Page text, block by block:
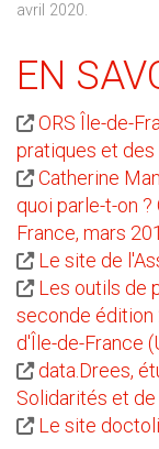
avril 2020.
EN
ORS Île-de-
pratiques et des
Catherine
quoi parle-t-on ?
France, mars
Le site de
Les outils de
seconde édition
d'Île-de-France
data.Drees,
Solidarités et de
Le site